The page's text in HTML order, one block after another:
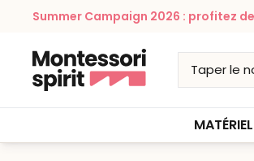
Passer
contenu
Summer Campaign 2026 : profitez
Montessori
Spirit